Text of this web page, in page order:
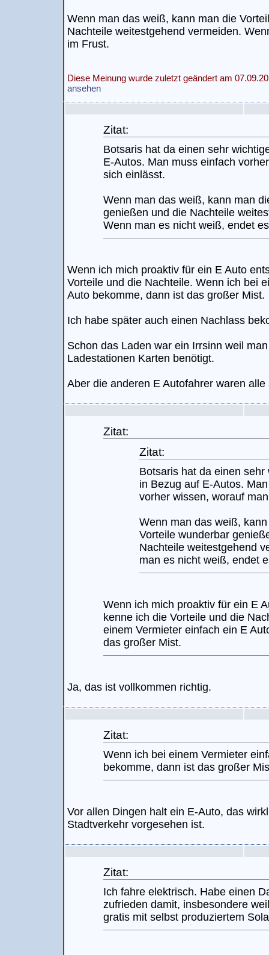
Wenn man das weiß, kann man die
Nachteile weitestgehend vermeiden.
im Frust.
Diese Meinung wurde zuletzt geändert am
ansehen
Zitat:
Botsaris hat da einen sehr
E-Autos. Man muss einfach
sich einlässt.
Wenn man das weiß, kann man
genießen und die Nachteile
Wenn man es nicht weiß, endet
Wenn ich mich proaktiv für ein E Auto
Vorteile und die Nachteile. Wenn ich bei
Auto bekomme, dann ist das großer Mist.
Ich habe später auch einen Nachlass
Schon das Laden war ein Irrsinn weil
Ladestationen Karten benötigt.
Aber die anderen E Autofahrer waren
Zitat:
Zitat:
Botsaris hat da einen sehr
in Bezug auf E-Autos.
vorher wissen, worauf
Wenn man das weiß,
Vorteile wunderbar
Nachteile weitestgehend
man es nicht weiß, endet
Wenn ich mich proaktiv für ein E
kenne ich die Vorteile und die
einem Vermieter einfach ein E
das großer Mist.
Ja, das ist vollkommen richtig.
Zitat:
Wenn ich bei einem Vermieter
bekomme, dann ist das großer
Vor allen Dingen halt ein E-Auto, das
Stadtverkehr vorgesehen ist.
Zitat:
Ich fahre elektrisch. Habe einen
zufrieden damit, insbesondere
gratis mit selbst produziertem